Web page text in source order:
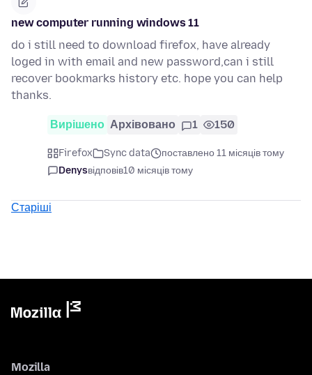
new computer running windows 11
do i still need to download firefox, have already
loged in with email and new password,can i still
recover bookmarks history etc. hope you can help
thanks.
Вирішено Архівовано 1 150
Firefox Sync data
поставлено 11 місяців тому
Denysвідповів10 місяців тому
Старіші
Mozilla